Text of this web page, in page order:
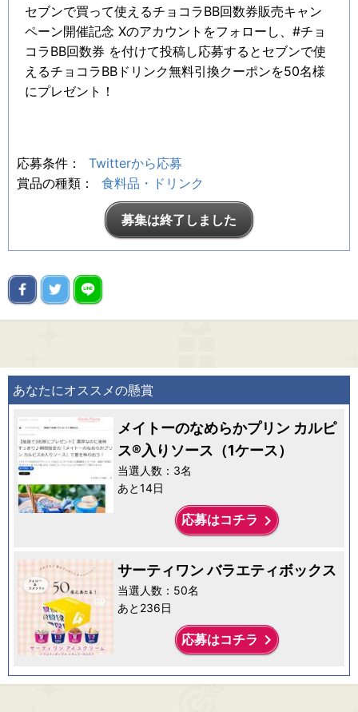
セブンで買って使えるチョコラBB回数券販売キャン
ペーン開催記念 Xのアカウントをフォローし、#チョ
コラBB回数券 を付けて投稿し応募するとセブンで使
えるチョコラBBドリンク無料引換クーポンを50名様
にプレゼント！
応募条件：
Twitterから応募
賞品の種類：
食料品・ドリンク
募集は終了しました
あなたにオススメの懸賞
メイトーのなめらかプリン カルピ
ス®入りソース（1ケース）
当選人数：3名
あと14日
応募はコチラ keyboard_arrow_right
サーティワン バラエティボックス
当選人数：50名
あと236日
応募はコチラ keyboard_arrow_right